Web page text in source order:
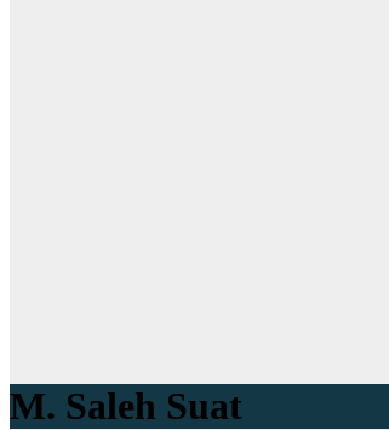
M. Saleh Suat